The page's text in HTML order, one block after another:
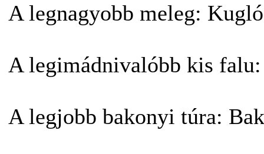
A legnagyobb meleg:
A legimádnivalóbb kis
A legjobb bakonyi túra: